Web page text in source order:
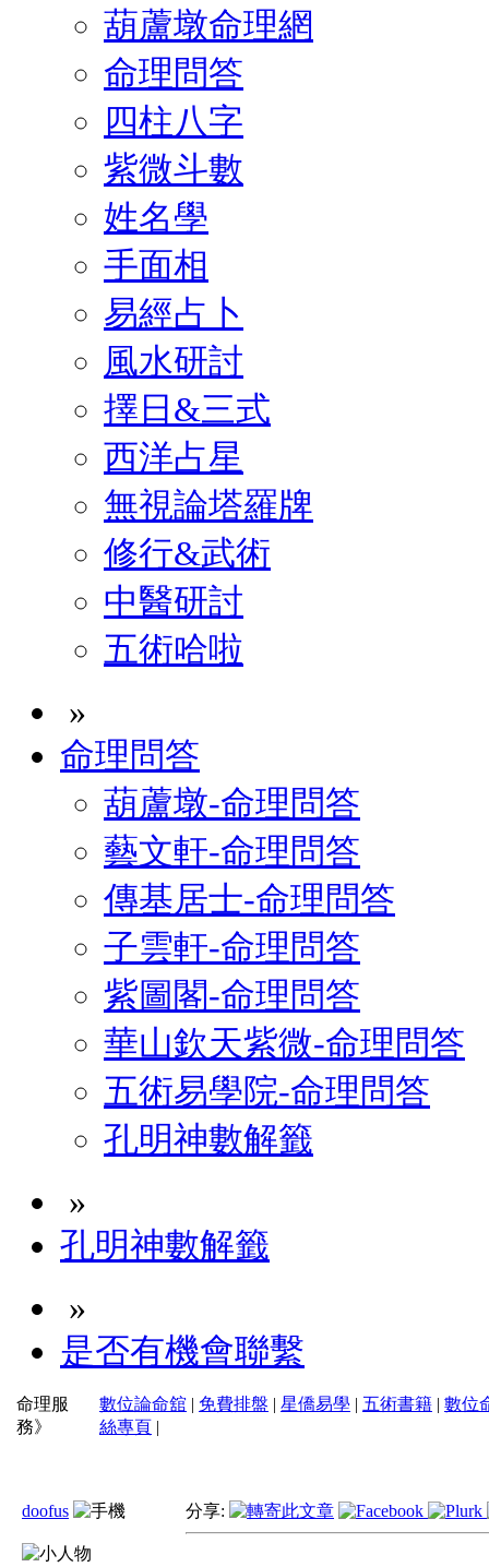
葫蘆墩命理網
命理問答
四柱八字
紫微斗數
姓名學
手面相
易經占卜
風水研討
擇日&三式
西洋占星
無視論塔羅牌
修行&武術
中醫研討
五術哈啦
»
命理問答
葫蘆墩-命理問答
藝文軒-命理問答
傳基居士-命理問答
子雲軒-命理問答
紫圖閣-命理問答
華山欽天紫微-命理問答
五術易學院-命理問答
孔明神數解籤
»
孔明神數解籤
»
是否有機會聯繫
命理服
務》
數位論命舘 | 免費排盤 | 星僑易學 | 五術書籍 | 數位
絲專頁 |
doofus 分享: